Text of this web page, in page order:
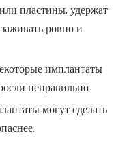
пластины, удержат
ровно и
имплантаты
неправильно.
могут сделать